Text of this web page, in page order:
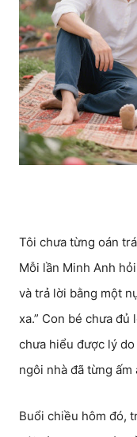
Tôi chưa từng oán
Mỗi lần Minh Anh
và trả lời bằng một
xa.” Con bé chưa
chưa hiểu được lý
ngôi nhà đã từng ấm
Buổi chiều hôm đó,